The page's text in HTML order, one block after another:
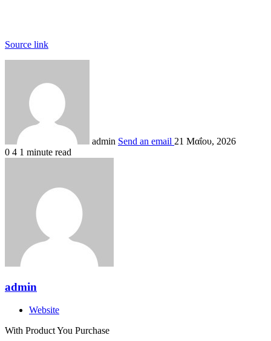
Source link
admin Send an email 21 Μαΐου, 2026
0 4 1 minute read
admin
Website
With Product You Purchase